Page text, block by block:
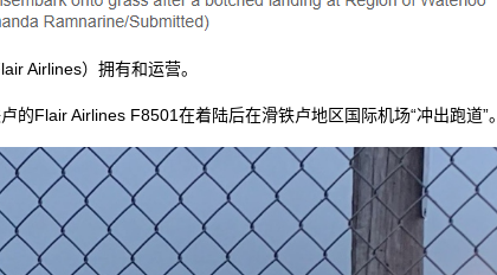
Airlines）拥有和运营。
的Flair Airlines F8501在着陆后在滑铁卢地区国际机场“冲出跑道”。